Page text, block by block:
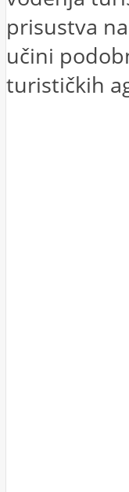
prisustva
učini
turističkih